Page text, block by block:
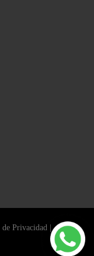
Privacidad|